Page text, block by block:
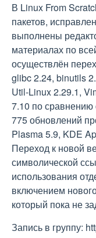
В Linux From
пакетов,
выполнены
материалах по
осуществлён
glibc 2.24, binutils
Util-Linux 2.29.1,
7.10 по
775 обновлений
Plasma 5.9, KDE
Переход к новой
символической
использования
включением
который пока не
Запись в группу: